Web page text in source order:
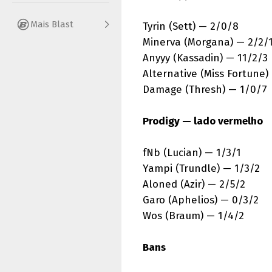
Mais Blast
Tyrin (Sett) — 2/0/8
Minerva (Morgana) — 2/2/
Anyyy (Kassadin) — 11/2/3
Alternative (Miss
Damage (Thresh) — 1/0/7
Prodigy — lado vermelho
fNb (Lucian) — 1/3/1
Yampi (Trundle) — 1/3/2
Aloned (Azir) — 2/5/2
Garo (Aphelios) — 0/3/2
Wos (Braum) — 1/4/2
Bans